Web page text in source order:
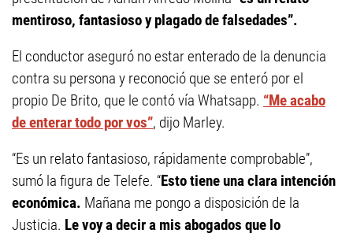
mentiroso, fantasioso y plagado de falsedades”.
El conductor aseguró no estar enterado de la denuncia
contra su persona y reconoció que se enteró por el
propio De Brito, que le contó vía Whatsapp. “Me acabo
de enterar todo por vos”, dijo Marley.
“Es un relato fantasioso, rápidamente comprobable”,
sumó la figura de Telefe. “Esto tiene una clara intención
económica. Mañana me pongo a disposición de la
Justicia. Le voy a decir a mis abogados que lo